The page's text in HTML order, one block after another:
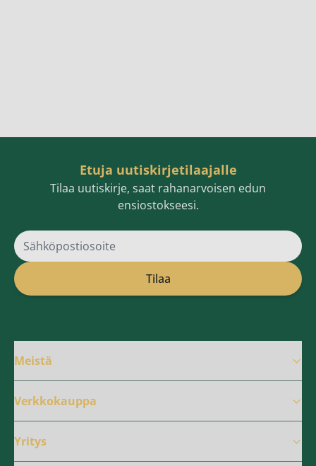
Etuja uutiskirjetilaajalle
Tilaa uutiskirje, saat rahanarvoisen edun
ensiostokseesi.
Sähköpostiosoite
Tilaa
Meistä
Verkkokauppa
Yritys